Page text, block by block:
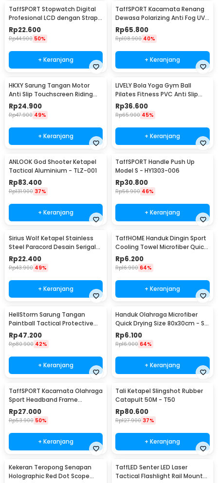
TaffSPORT Stopwatch Digital
Profesional LCD dengan Strap -
ZSD-808
Rp22.600
Rp44.900 50%
+ Keranjang
TaffSPORT Kacamata Renang
Dewasa Polarizing Anti Fog UV
Protection - GOG-3610
Rp65.800
Rp108.900 40%
+ Keranjang
HKXY Sarung Tangan Motor
Anti Slip Touchscreen Riding
Glove 1 Pair M
Rp24.900
Rp47.900 49%
+ Keranjang
LIVELY Bola Yoga Gym Ball
Pilates Fitness PVC Anti Slip
55cm
Rp36.600
Rp65.900 45%
+ Keranjang
ANLOOK God Shooter Ketapel
Tactical Aluminium - TLZ-001
Rp83.400
Rp131.900 37%
+ Keranjang
TaffSPORT Handle Push Up
Model S - HY1303-006
Rp30.800
Rp56.900 46%
+ Keranjang
Sirius Wolf Ketapel Stainless
Steel Paracord Desain Serigala
- HW-GJ049
Rp22.400
Rp43.900 49%
+ Keranjang
TaffHOME Handuk Dingin Sport
Cooling Towel Microfiber Quick
Dry - SH-C00290
Rp6.200
Rp16.900 64%
+ Keranjang
HellStorm Sarung Tangan
Paintball Tactical Protective
Gloves Nylon L - HS210
Rp47.200
Rp80.900 42%
+ Keranjang
Handuk Olahraga Microfiber
Quick Drying Size 80x30cm - S-
50
Rp6.100
Rp16.900 64%
+ Keranjang
TaffSPORT Kacamata Olahraga
Sport Headband Frame
Glasses - 9833
Rp27.000
Rp53.900 50%
+ Keranjang
Tali Ketapel Slingshot Rubber
Catapult 50M - T50
Rp80.600
Rp127.900 37%
+ Keranjang
Kekeran Teropong Senapan
Holographic Red Dot Scope
TaffLED Senter LED Laser
Tactical Flashlight Rail Mount